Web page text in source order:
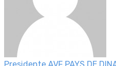
Presidente AVF PAYS DE